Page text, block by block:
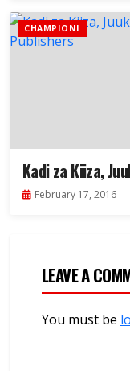
CHAMPIONI
Kadi za Kiiza,
February 17, 2016
LEAVE A
You must be